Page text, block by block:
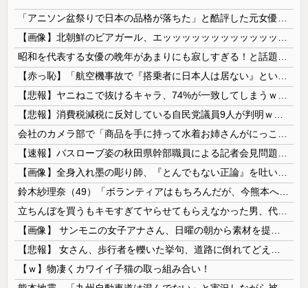
【ｗ】物凄くカワイイ子猫の取っ組み合い！